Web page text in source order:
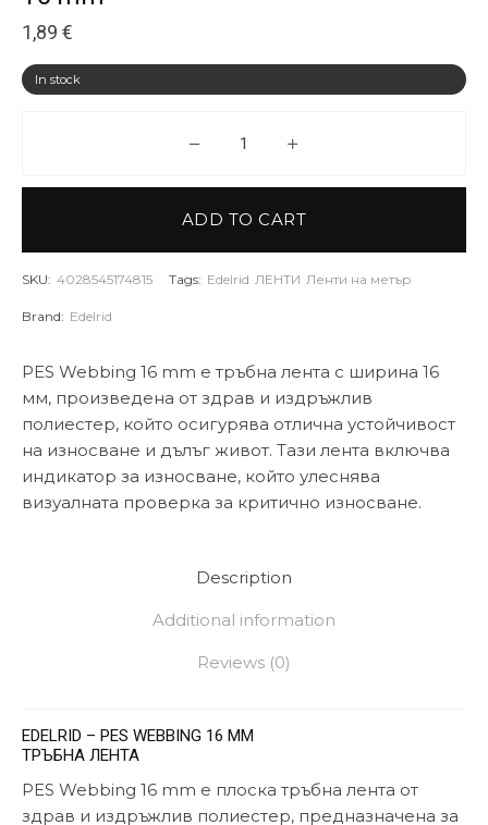
1,89 €
PES Webbing 16 mm е тръбна лента с ширина 16
мм, произведена от здрав и издръжлив
полиестер, който осигурява отлична устойчивост
на износване и дълъг живот. Тази лента включва
индикатор за износване, който улеснява
визуалната проверка за критично износване.
In stock
Тръбна лента Edelrid PES
ADD TO CART
SKU: 4028545174815 Tags: Edelrid ЛЕНТИ Ленти на метър
Brand: Edelrid
Description
Additional information
Reviews (0)
EDELRID – PES WEBBING 16 MM
ТРЪБНА ЛЕНТА
PES Webbing 16 mm е плоска тръбна лента от
здрав и издръжлив полиестер, предназначена за